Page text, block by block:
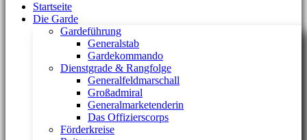
Startseite
Die Garde
Gardeführung
Generalstab
Gardekommando
Dienstgrade & Rangfolge
Generalfeldmarschall
Großadmiral
Generalmarketenderin
Das Offizierscorps
Förderkreise